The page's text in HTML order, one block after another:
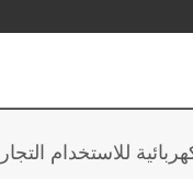
سخانات
للاستخدام